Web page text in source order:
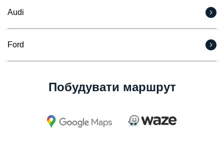
Audi
Ford
Побудувати маршрут